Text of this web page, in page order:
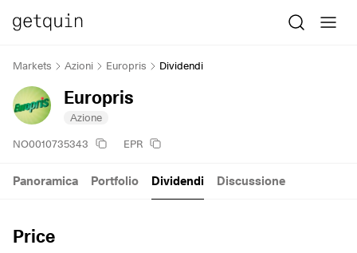
Markets Azioni Europris Dividendi
Europris
Azione
NO0010735343 EPR
Price
Panoramica Portfolio Dividendi Discussione